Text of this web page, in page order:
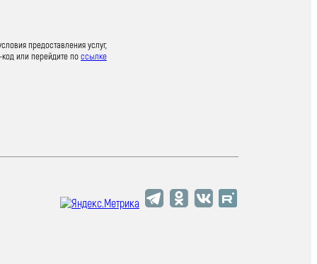
предоставления услуг,
код или перейдите поссылке